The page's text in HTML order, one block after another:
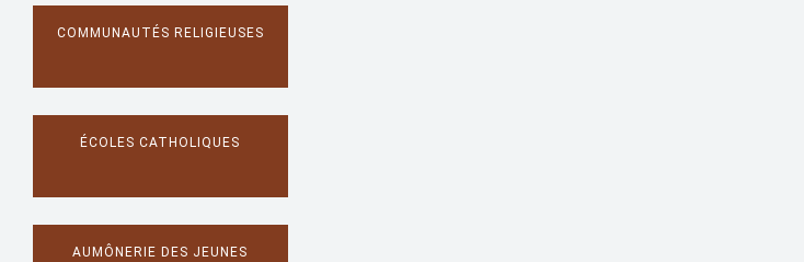
COMMUNAUTÉS RELIGIEUSES
ÉCOLES CATHOLIQUES
AUMÔNERIE DES JEUNES